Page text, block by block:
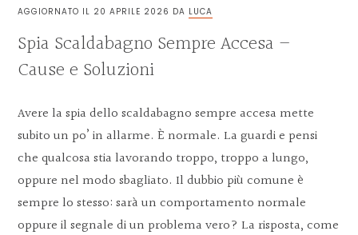
AGGIORNATO IL 20 APRILE 2026 DA LUCA
Spia Scaldabagno Sempre Accesa –
Cause e Soluzioni​
Avere la spia dello scaldabagno sempre accesa mette
subito un po’ in allarme. È normale. La guardi e pensi
che qualcosa stia lavorando troppo, troppo a lungo,
oppure nel modo sbagliato. Il dubbio più comune è
sempre lo stesso: sarà un comportamento normale
oppure il segnale di un problema vero? La risposta, come